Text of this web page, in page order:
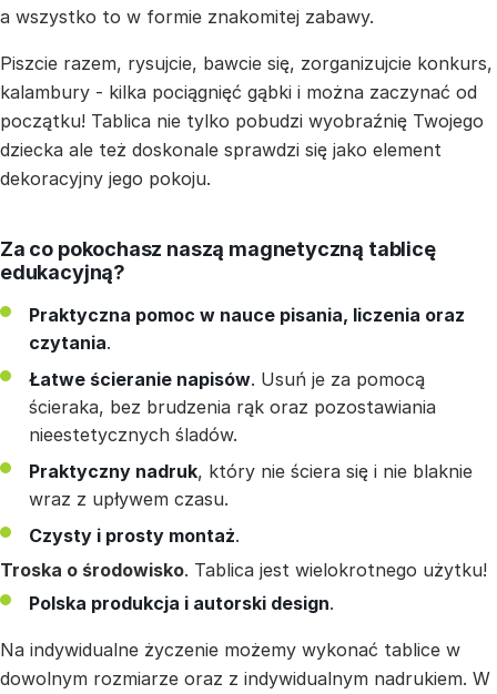
a wszystko to w formie znakomitej zabawy.
Piszcie razem, rysujcie, bawcie się, zorganizujcie konkurs,
kalambury - kilka pociągnięć gąbki i można zaczynać od
początku! Tablica nie tylko pobudzi wyobraźnię Twojego
dziecka ale też doskonale sprawdzi się jako element
dekoracyjny jego pokoju.
Za co pokochasz naszą magnetyczną tablicę
edukacyjną?
Praktyczna pomoc w nauce pisania, liczenia oraz
czytania.
Łatwe ścieranie napisów. Usuń je za pomocą
ścieraka, bez brudzenia rąk oraz pozostawiania
nieestetycznych śladów.
Praktyczny nadruk, który nie ściera się i nie blaknie
wraz z upływem czasu.
Czysty i prosty montaż.
Troska o środowisko. Tablica jest wielokrotnego użytku!
Polska produkcja i autorski design.
Na indywidualne życzenie możemy wykonać tablice w
dowolnym rozmiarze oraz z indywidualnym nadrukiem. W